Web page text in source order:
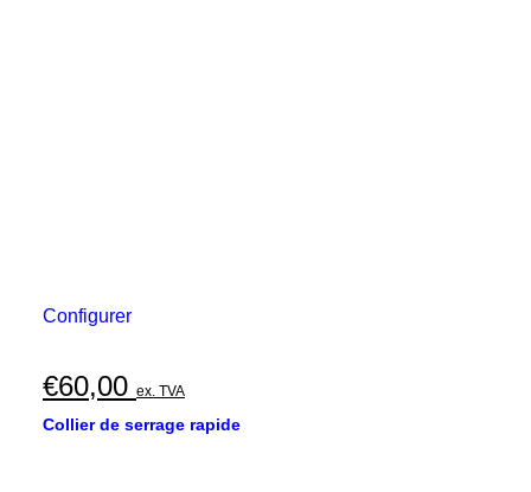
Configurer
€60,00 ex. TVA
Collier de serrage rapide